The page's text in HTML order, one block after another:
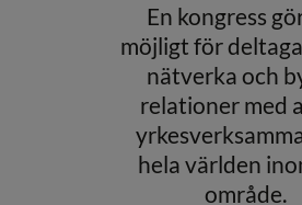
En kongress
möjligt för
nätverka och
relationer med
hela världen
område.